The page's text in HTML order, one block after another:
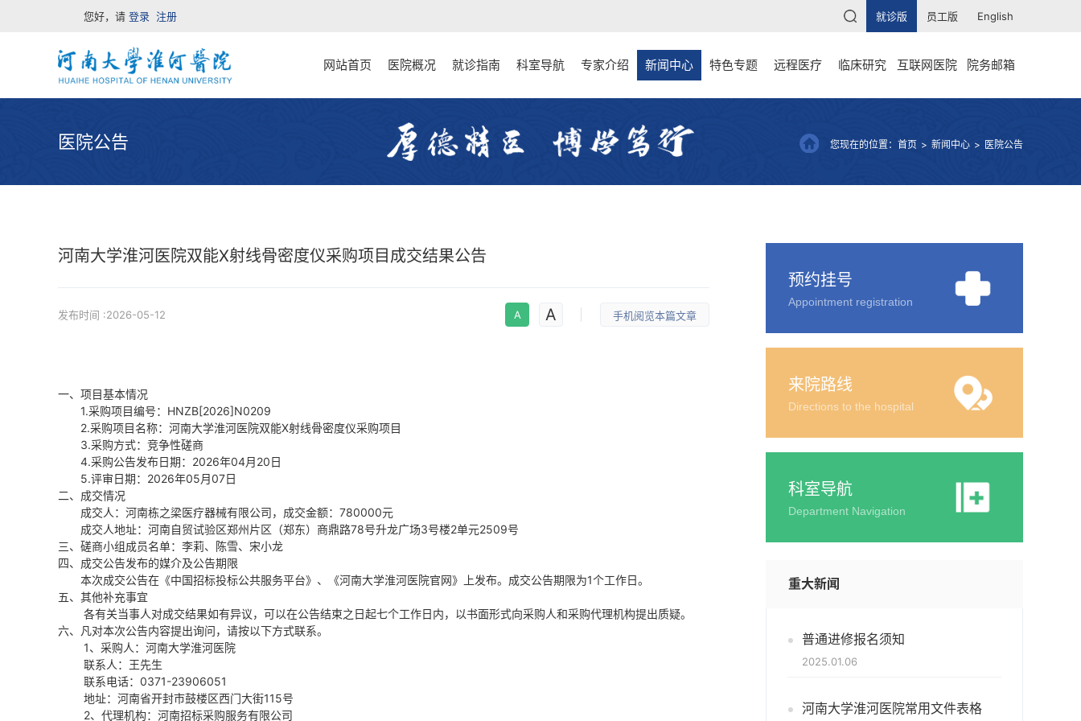
您好，请 登录 注册 就诊版 员工版 English
网站首页 医院概况 就诊指南 科室导航 专家介绍 新闻中心 特色专题 远程医疗 临床研究 互联网医院 院务邮箱
医院公告 您现在的位置： 首页 > 新闻中心 > 医院公告
河南大学淮河医院双能X射线骨密度仪采购项目成交结果公告
发布时间 :2026-05-12 手机阅览本篇文章
A A
一、项目基本情况
1.采购项目编号：HNZB[2026]N0209
2.采购项目名称：河南大学淮河医院双能X射线骨密度仪采购项目
3.采购方式：竞争性磋商
4.采购公告发布日期：2026年04月20日
5.评审日期：2026年05月07日
二、成交情况
成交人：河南栋之梁医疗器械有限公司，成交金额：780000元
成交人地址： 河南自贸试验区郑州片区（郑东）商鼎路78号升龙广场3号楼2单元2509号
三、磋商小组成员名单：李莉、陈雪、宋小龙
四、成交公告发布的媒介及公告期限
本次成交公告在《中国招标投标公共服务平台》、《河南大学淮河医院官网》上发布。成交公告期限为1个工作日。
五、其他补充事宜
各有关当事人对成交结果如有异议，可以在公告结束之日起七个工作日内，以书面形式向采购人和采购代理机构提出质疑。
六、凡对本次公告内容提出询问，请按以下方式联系。
1、采购人：河南大学淮河医院
联系人：王先生
联系电话： 0371-23906051
地址： 河南省开封市鼓楼区西门大街115号
2、代理机构：河南招标采购服务有限公司
预约挂号
Appointment registration
来院路线
Directions to the hospital
科室导航
Department Navigation
重大新闻
普通进修报名须知
2025.01.06
河南大学淮河医院常用文件表格